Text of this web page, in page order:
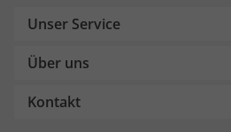
Unser Service
Über uns
Kontakt